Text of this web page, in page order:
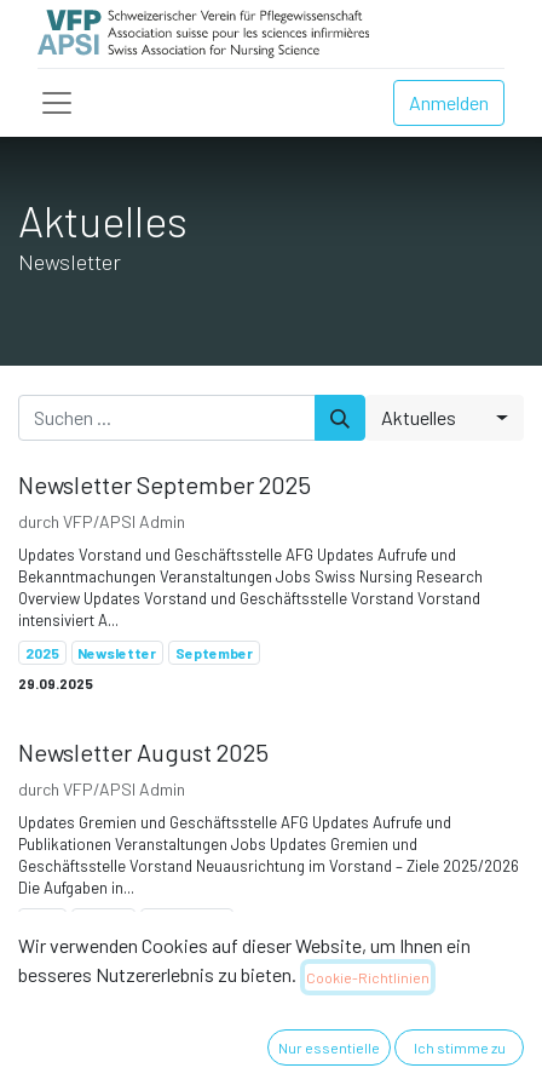
Anmelden
Aktuelles
Newsletter
Aktuelles
Newsletter September 2025
durch VFP/APSI Admin
Updates Vorstand und Geschäftsstelle AFG Updates Aufrufe und
Bekanntmachungen Veranstaltungen Jobs Swiss Nursing Research
Overview Updates Vorstand und Geschäftsstelle Vorstand Vorstand
intensiviert A...
2025 Newsletter September
29.09.2025
Newsletter August 2025
durch VFP/APSI Admin
Updates Gremien und Geschäftsstelle AFG Updates Aufrufe und
Publikationen Veranstaltungen Jobs Updates Gremien und
Geschäftsstelle Vorstand Neuausrichtung im Vorstand – Ziele 2025/2026
Die Aufgaben in...
28.08.2025
Wir verwenden Cookies auf dieser Website, um Ihnen ein
besseres Nutzererlebnis zu bieten.
Cookie-Richtlinien
Nur essentielle Ich stimme zu